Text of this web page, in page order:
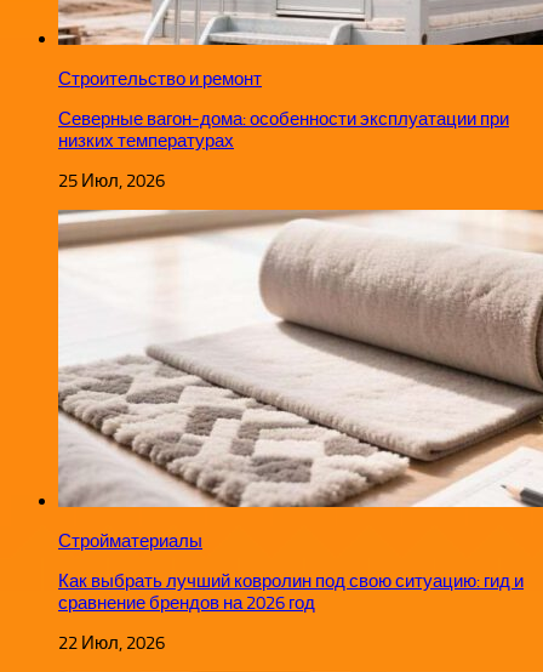
Строительство и ремонт
Северные вагон-дома: особенности эксплуатации при
низких температурах
25 Июл, 2026
Стройматериалы
Как выбрать лучший ковролин под свою ситуацию: гид и
сравнение брендов на 2026 год
22 Июл, 2026